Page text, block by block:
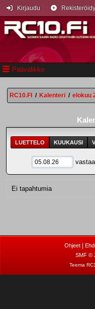
Päävalikko
Kirjaudu Rekisteröidy
RC10.FI / Kalenteri / elokuu
LUETTELO KUUKAUSI
Ei tapahtumia
Ohjeet|
SMF ©
Teema